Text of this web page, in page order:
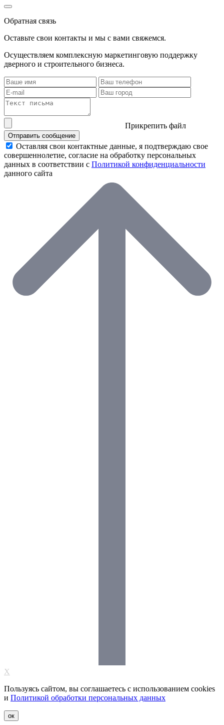
Обратная связь
Оставьте свои контакты и мы с вами свяжемся.
Осуществляем комплексную маркетинговую поддержку
дверного и строительного бизнеса.
Прикрепить файл
Отправить сообщение
Оставляя свои контактные данные, я подтверждаю свое
совершеннолетие, согласие на обработку персональных
данных в соответствии с Политикой конфиденциальности
данного сайта
X
Пользуясь сайтом, вы соглашаетесь с использованием cookies
и Политикой обработки персональных данных
ок